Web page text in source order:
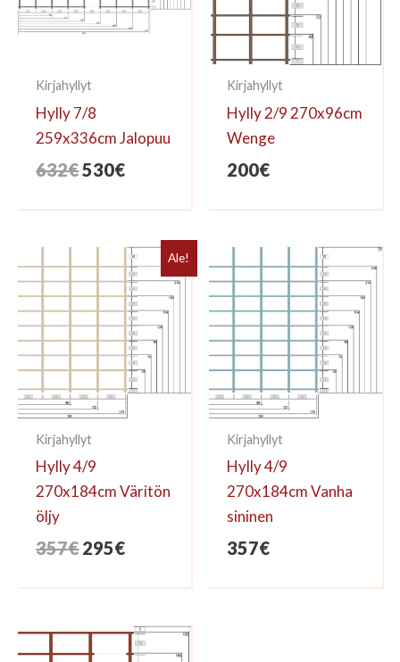
Kirjahyllyt
Hylly 7/8
259x336cm Jalopuu
632€Alkuperäinen
oli:
530€Nykyinen
on:
530€.
Kirjahyllyt
Hylly 2/9 270x96cm
Wenge
200€
Ale!
Kirjahyllyt
Hylly 4/9
270x184cm Väritön
öljy
357€Alkuperäinen
oli:
295€Nykyinen
on:
Kirjahyllyt
Hylly 4/9
270x184cm Vanha
sininen
357€